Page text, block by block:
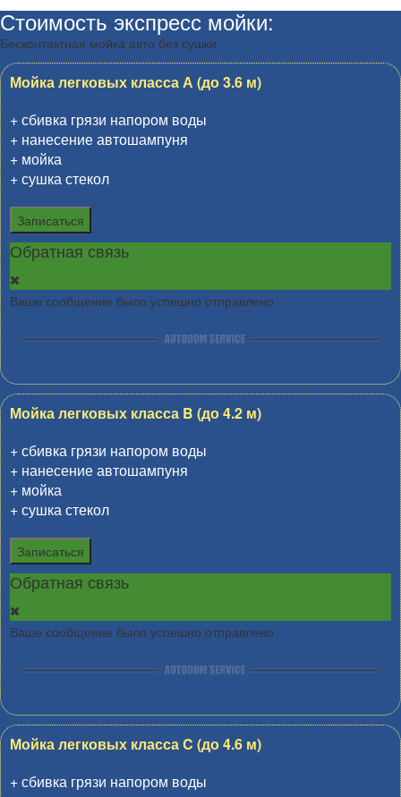
Стоимость экспресс мойки:
Бесконтактная мойка авто без сушки
Мойка легковых класса А (до 3.6 м)
+ сбивка грязи напором воды
+ нанесение автошампуня
+ мойка
+ сушка стекол
Записаться
Обратная связь
Ваше сообщение было успешно отправлено
Мойка легковых класса B (до 4.2 м)
+ сбивка грязи напором воды
+ нанесение автошампуня
+ мойка
+ сушка стекол
Записаться
Обратная связь
Ваше сообщение было успешно отправлено
Мойка легковых класса C (до 4.6 м)
+ сбивка грязи напором воды